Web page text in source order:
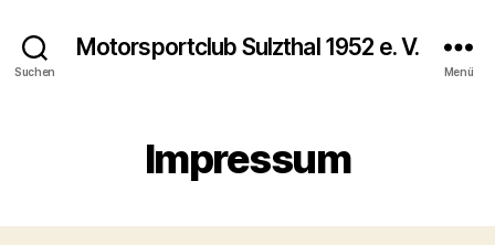
Suchen
Motorsportclub Sulzthal 1952 e. V.
Menü
Impressum